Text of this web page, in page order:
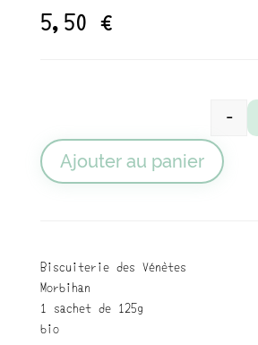
5,50 €
-
Ajouter au panier
Biscuiterie des Vénètes
Morbihan
1 sachet de 125g
bio